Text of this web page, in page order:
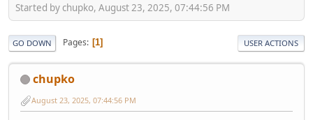
Started by chupko, August 23, 2025, 07:44:56 PM
GO DOWN Pages 1 USER ACTIONS
chupko
August 23, 2025, 07:44:56 PM